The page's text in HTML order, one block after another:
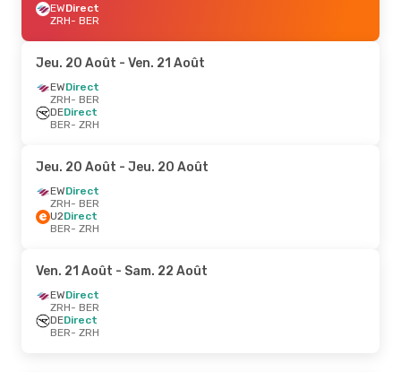
EWDirect
ZRH- BER
Jeu. 20 Août - Ven. 21 Août
EWDirect
ZRH- BER
DEDirect
BER- ZRH
Jeu. 20 Août - Jeu. 20 Août
EWDirect
ZRH- BER
U2Direct
BER- ZRH
Ven. 21 Août - Sam. 22 Août
EWDirect
ZRH- BER
DEDirect
BER- ZRH